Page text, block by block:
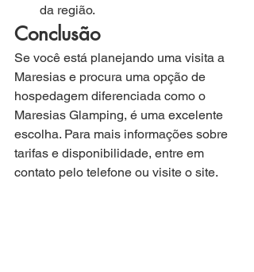
da região.
Conclusão
Se você está planejando uma visita a
Maresias e procura uma opção de
hospedagem diferenciada como o
Maresias Glamping, é uma excelente
escolha. Para mais informações sobre
tarifas e disponibilidade, entre em
contato pelo telefone ou visite o site.